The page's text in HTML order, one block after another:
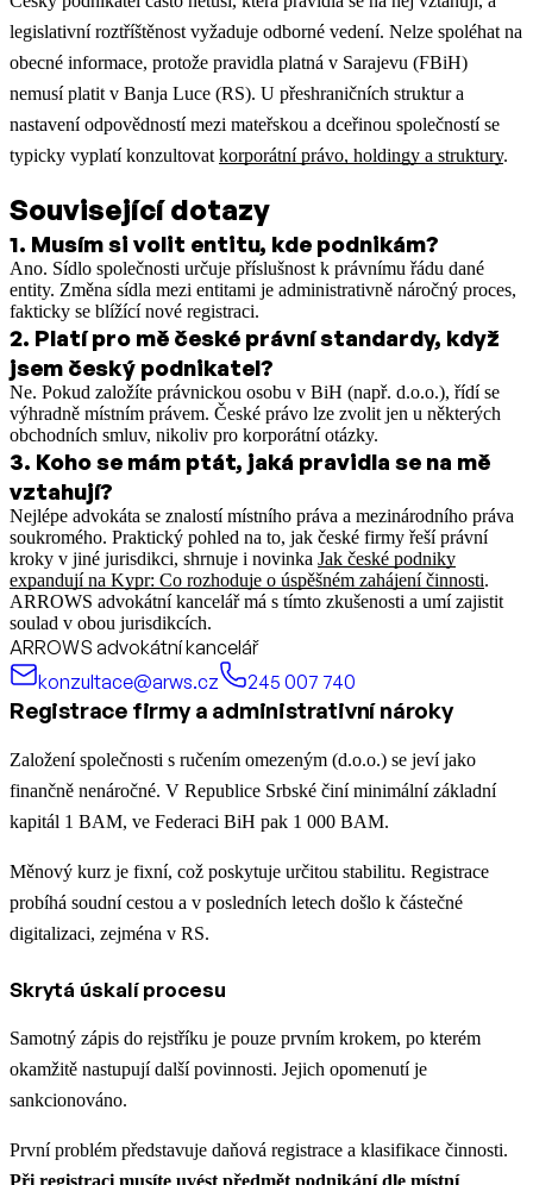
legislativní roztříštěnost vyžaduje odborné vedení. Nelze spoléhat na
obecné informace, protože pravidla platná v Sarajevu (FBiH)
nemusí platit v Banja Luce (RS). U přeshraničních struktur a
nastavení odpovědností mezi mateřskou a dceřinou společností se
typicky vyplatí konzultovatkorporátní právo, holdingy a struktury.
Související dotazy
1. Musím si volit entitu, kde podnikám?
Ano. Sídlo společnosti určuje příslušnost k právnímu řádu dané
entity. Změna sídla mezi entitami je administrativně náročný proces,
fakticky se blížící nové registraci.
2. Platí pro mě české právní standardy, když
jsem český podnikatel?
Ne. Pokud založíte právnickou osobu v BiH (např. d.o.o.), řídí se
výhradně místním právem. České právo lze zvolit jen u některých
obchodních smluv, nikoliv pro korporátní otázky.
3. Koho se mám ptát, jaká pravidla se na mě
vztahují?
Nejlépe advokáta se znalostí místního práva a mezinárodního práva
soukromého. Praktický pohled na to, jak české firmy řeší právní
kroky v jiné jurisdikci, shrnuje i novinka Jak české podniky
expandují na Kypr: Co rozhoduje o úspěšném zahájení činnosti.
ARROWS advokátní kancelář má s tímto zkušenosti a umí zajistit
soulad v obou jurisdikcích.
ARROWS advokátní kancelář
konzultace@arws.cz
245 007 740
Registrace firmy a administrativní nároky
Založení společnosti s ručením omezeným (d.o.o.) se jeví jako
finančně nenáročné. V Republice Srbské činí minimální základní
kapitál 1 BAM, ve Federaci BiH pak 1 000 BAM.
Měnový kurz je fixní, což poskytuje určitou stabilitu. Registrace
probíhá soudní cestou a v posledních letech došlo k částečné
digitalizaci, zejména v RS.
Skrytá úskalí procesu
Samotný zápis do rejstříku je pouze prvním krokem, po kterém
okamžitě nastupují další povinnosti. Jejich opomenutí je
sankcionováno.
První problém představuje daňová registrace a klasifikace činnosti.